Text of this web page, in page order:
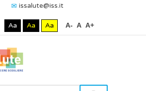
issalute@iss.it
Aa Aa Aa A- A A+